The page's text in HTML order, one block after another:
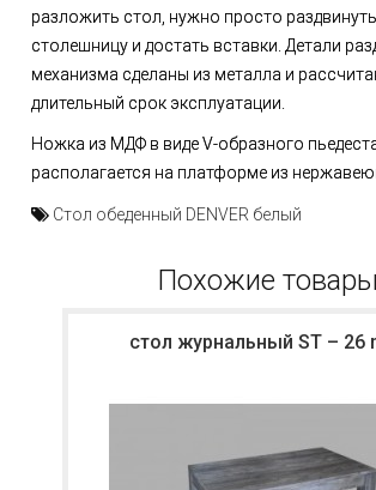
разложить стол, нужно просто
столешницу и достать вставки. Детали
механизма сделаны из металла и
длительный срок эксплуатации.
Ножка из МДФ в виде V-образного
располагается на платформе из
Стол обеденный DENVER белый
Похожие товары
стол журнальный ST – 26